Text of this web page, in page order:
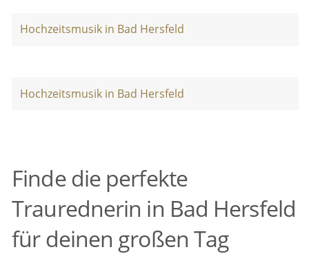
Hochzeitsmusik in Bad Hersfeld
Hochzeitsmusik in Bad Hersfeld
Finde die perfekte
Traurednerin in Bad Hersfeld
für deinen großen Tag